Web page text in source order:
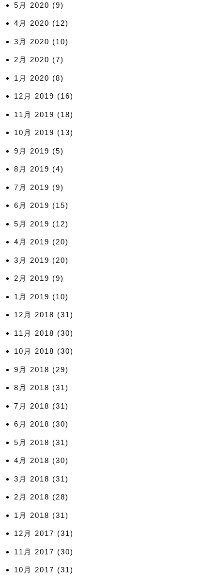
5月 2020 (9)
4月 2020 (12)
3月 2020 (10)
2月 2020 (7)
1月 2020 (8)
12月 2019 (16)
11月 2019 (18)
10月 2019 (13)
9月 2019 (5)
8月 2019 (4)
7月 2019 (9)
6月 2019 (15)
5月 2019 (12)
4月 2019 (20)
3月 2019 (20)
2月 2019 (9)
1月 2019 (10)
12月 2018 (31)
11月 2018 (30)
10月 2018 (30)
9月 2018 (29)
8月 2018 (31)
7月 2018 (31)
6月 2018 (30)
5月 2018 (31)
4月 2018 (30)
3月 2018 (31)
2月 2018 (28)
1月 2018 (31)
12月 2017 (31)
11月 2017 (30)
10月 2017 (31)